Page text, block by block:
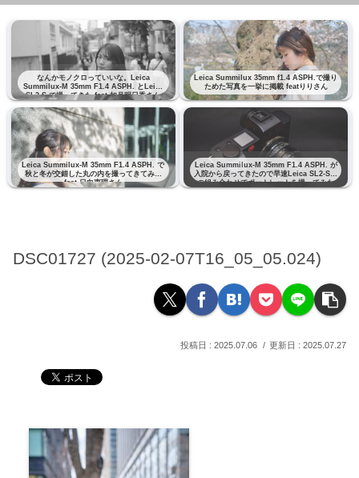
なんかモノクロっていいな。Leica
Summilux-M 35mm F1.4 ASPH. とLeica
SL2-S で撮ってきた feat 如月明日香さん
Leica Summilux 35mm f1.4 ASPH.で撮り
ためた写真を一挙に掲載 featりりさん
Leica Summilux-M 35mm F1.4 ASPH. で
秋と冬が交錯した丸の内を撮ってきてみた
feat 日向恵理さん
Leica Summilux-M 35mm F1.4 ASPH. が
入院から戻ってきたので早速Leica SL2-Sと
の組み合わせでポートレートを撮ってみた
feat りりさん
DSC01727 (2025-02-07T16_05_05.024)
2025.07.06 2025.07.27